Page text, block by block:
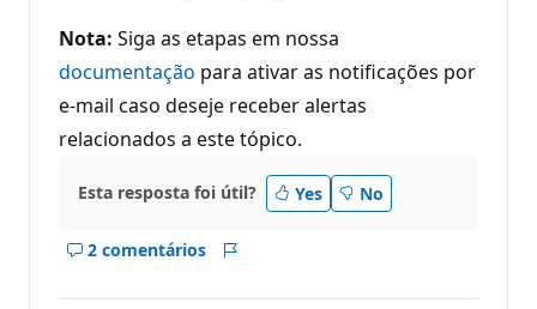
Nota: Siga as etapas em nossa
documentação para ativar as notificações por
e-mail caso deseje receber alertas
relacionados a este tópico.
Esta resposta foi útil? Yes No
2 comentários
Mostrar